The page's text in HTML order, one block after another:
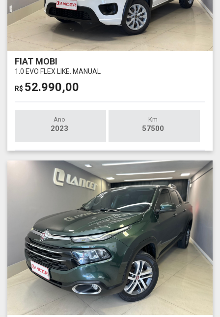
FIAT MOBI
1.0 EVO FLEX LIKE. MANUAL
R$ 52.990,00
Ano
2023
Km
57500